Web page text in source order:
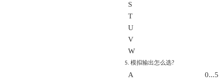
S
T
U
V
W
5. 模拟输出怎么选?
A